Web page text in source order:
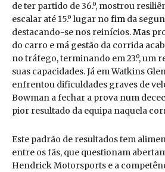
de ter partido de 36.º, mostrou
escalar até 15.º lugar no fim da
destacando-se nos reinícios.Mas
do carro e má gestão da corrida
no tráfego, terminando em 23.º, um
suas capacidades. Já em Watkins
enfrentou dificuldades graves de
Bowman a fechar a prova num
pior resultado da equipa naquela
Este padrão de resultados tem
entre os fãs, que questionam
Hendrick Motorsports e a